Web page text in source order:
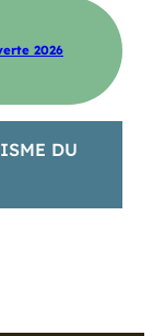
2026
DU